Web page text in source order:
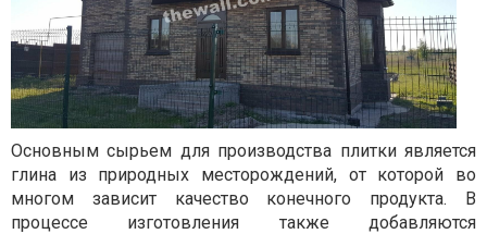
Основным сырьем для производства плитки является
глина из природных месторождений, от которой во
многом зависит качество конечного продукта. В
процессе изготовления также добавляются